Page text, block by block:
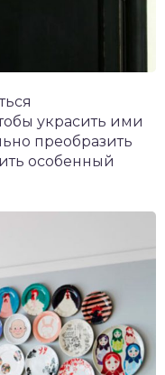
украсить ими
преобразить
особенный